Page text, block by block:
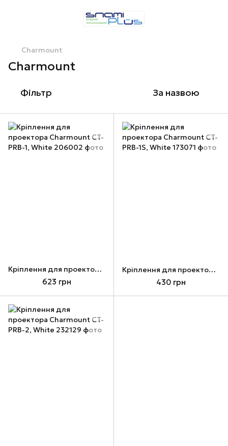
Charmount
Charmount
Фільтр За назвою
Кріплення для проектора Charmount CT-PRB-1, White
623 грн
Кріплення для проектора Charmount CT-PRB-1S, White
430 грн